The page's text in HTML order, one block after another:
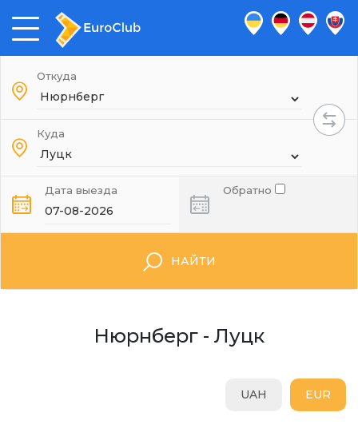
Откуда
Куда
Дата выезда Обратно
НАЙТИ
Нюрнберг - Луцк
EUR
UAH